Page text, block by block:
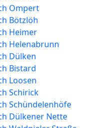
Ompert
Bötzlöh
Heimer
Helenabrunn
Dülken
Bistard
Loosen
Schirick
Schündelenhöfe
Dülkener Nette